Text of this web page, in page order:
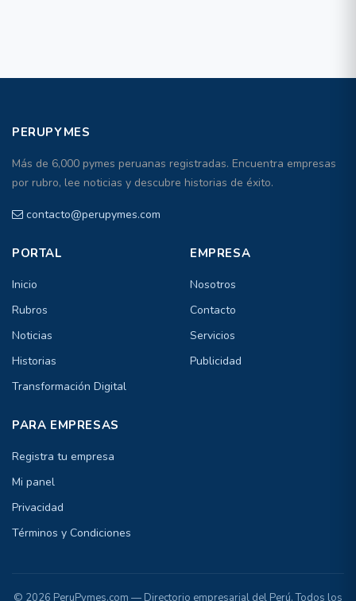
PERUPYMES
Más de 6,000 pymes peruanas registradas. Encuentra empresas
por rubro, lee noticias y descubre historias de éxito.
contacto@perupymes.com
PORTAL
Inicio
Rubros
Noticias
Historias
Transformación Digital
EMPRESA
Nosotros
Contacto
Servicios
Publicidad
PARA EMPRESAS
Registra tu empresa
Mi panel
Privacidad
Términos y Condiciones
© 2026 PeruPymes.com — Directorio empresarial del Perú. Todos los